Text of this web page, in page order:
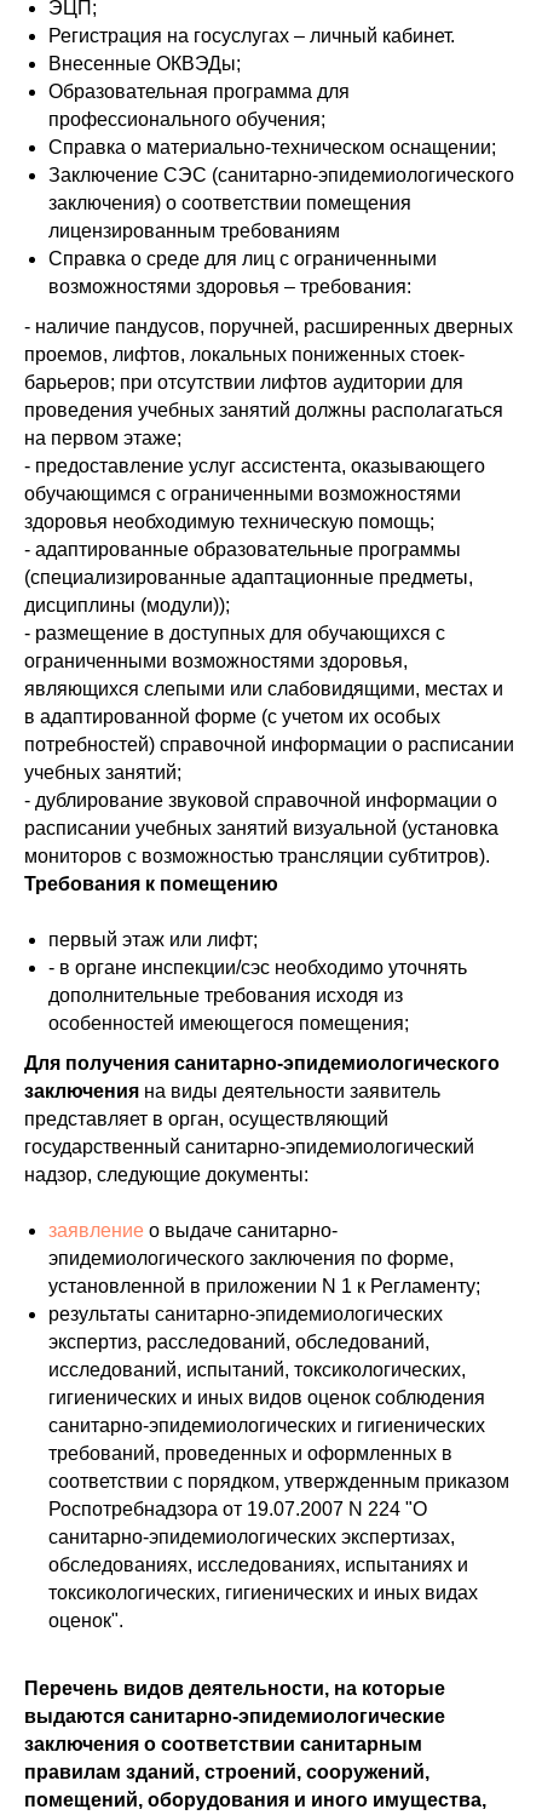
ЭЦП;
Регистрация на госуслугах – личный кабинет.
Внесенные ОКВЭДы;
Образовательная программа для
профессионального обучения;
Справка о материально-техническом оснащении;
Заключение СЭС (санитарно-эпидемиологического
заключения) о соответствии помещения
лицензированным требованиям
Справка о среде для лиц с ограниченными
возможностями здоровья – требования:
- наличие пандусов, поручней, расширенных дверных
проемов, лифтов, локальных пониженных стоек-
барьеров; при отсутствии лифтов аудитории для
проведения учебных занятий должны располагаться
на первом этаже;
- предоставление услуг ассистента, оказывающего
обучающимся с ограниченными возможностями
здоровья необходимую техническую помощь;
- адаптированные образовательные программы
(специализированные адаптационные предметы,
дисциплины (модули));
- размещение в доступных для обучающихся с
ограниченными возможностями здоровья,
являющихся слепыми или слабовидящими, местах и
в адаптированной форме (с учетом их особых
потребностей) справочной информации о расписании
учебных занятий;
- дублирование звуковой справочной информации о
расписании учебных занятий визуальной (установка
мониторов с возможностью трансляции субтитров).
Требования к помещению
первый этаж или лифт;
- в органе инспекции/сэс необходимо уточнять
дополнительные требования исходя из
особенностей имеющегося помещения;
Для получения санитарно-эпидемиологического
заключения на виды деятельности заявитель
представляет в орган, осуществляющий
государственный санитарно-эпидемиологический
надзор, следующие документы:
заявление о выдаче санитарно-
эпидемиологического заключения по форме,
установленной в приложении N 1 к Регламенту;
результаты санитарно-эпидемиологических
экспертиз, расследований, обследований,
исследований, испытаний, токсикологических,
гигиенических и иных видов оценок соблюдения
санитарно-эпидемиологических и гигиенических
требований, проведенных и оформленных в
соответствии с порядком, утвержденным приказом
Роспотребнадзора от 19.07.2007 N 224 "О
санитарно-эпидемиологических экспертизах,
обследованиях, исследованиях, испытаниях и
токсикологических, гигиенических и иных видах
оценок".
Перечень видов деятельности, на которые
выдаются санитарно-эпидемиологические
заключения о соответствии санитарным
правилам зданий, строений, сооружений,
помещений, оборудования и иного имущества,
TELEGRAM
WHATSAPP
г. Новосибирск,
ул. Трудовая, 10
+7 (383) 202-13-77
Работаем с 9.00 до 18.00
Суббота и воскресенье
выходной
СВЯЗАТЬСЯ С НАМИ
ЯНДЕКС КАРТЫ
Получить
консультацию
+7